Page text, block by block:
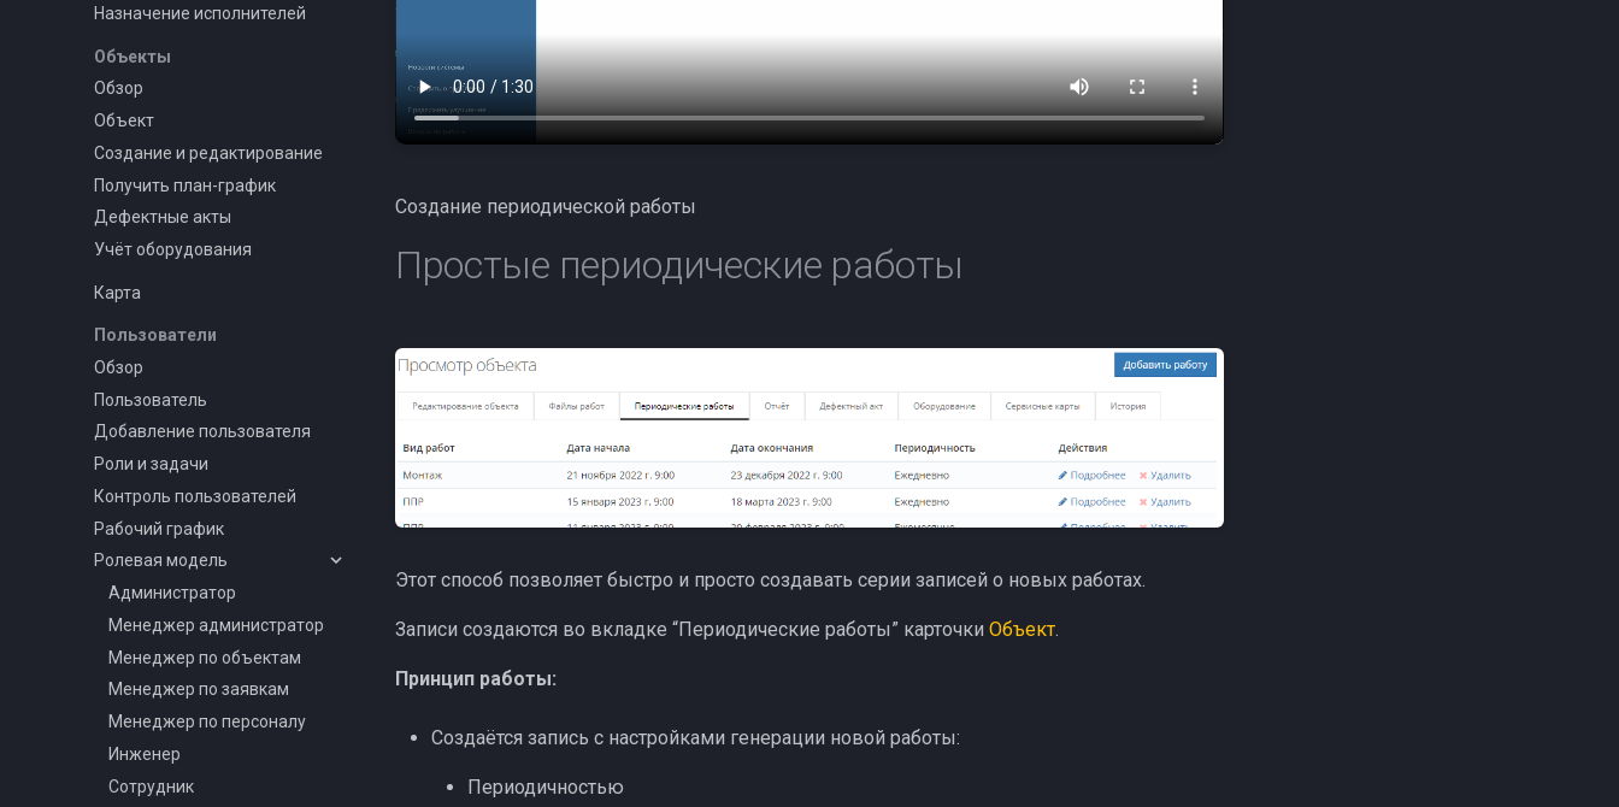
Назначение исполнителей
Объекты
Обзор
Объект
Создание и редактирование
Получить план-график
Дефектные акты
Учёт оборудования
Карта
Пользователи
Обзор
Пользователь
Добавление пользователя
Роли и задачи
Контроль пользователей
Рабочий график
Ролевая модель
Администратор
Менеджер администратор
Менеджер по объектам
Менеджер по заявкам
Менеджер по персоналу
Инженер
Сотрудник
Создание периодической работы
Простые периодические работы
Этот способ позволяет быстро и просто создавать серии записей о новых работах.
Записи создаются во вкладке “Периодические работы” карточки Объект.
Принцип работы:
Создаётся запись с настройками генерации новой работы:
Периодичностью